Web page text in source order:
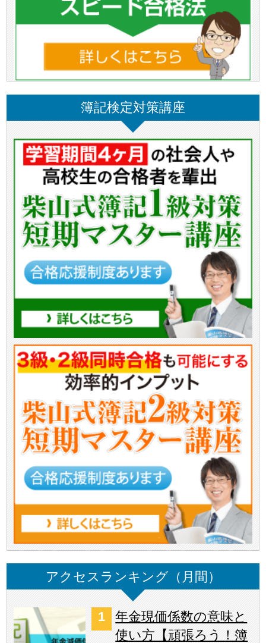
簿記検定対策講座
アクセスランキング（月間）
年金現価係数の意味と
使い方【頑張ろう！簿